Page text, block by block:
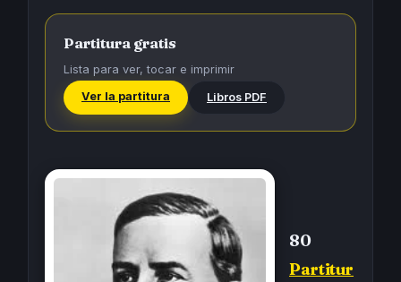
Partitura gratis
Lista para ver, tocar e imprimir
Ver la partitura
Libros PDF
80
Partitur